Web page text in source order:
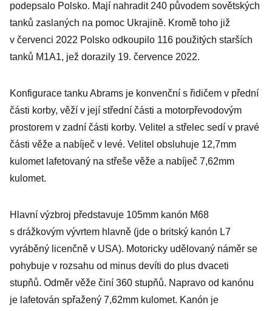
podepsalo Polsko. Mají nahradit 240 původem sovětských
tanků zaslaných na pomoc Ukrajině. Kromě toho již
v červenci 2022 Polsko odkoupilo 116 použitých starších
tanků M1A1, jež dorazily 19. července 2022.
Konfigurace tanku Abrams je konvenční s řidičem v přední
části korby, věží v její střední části a motorpřevodovým
prostorem v zadní části korby. Velitel a střelec sedí v pravé
části věže a nabíječ v levé. Velitel obsluhuje 12,7mm
kulomet lafetovaný na střeše věže a nabíječ 7,62mm
kulomet.
Hlavní výzbroj představuje 105mm kanón M68
s drážkovým vývrtem hlavně (jde o britský kanón L7
vyráběný licenčně v USA). Motoricky udělovaný náměr se
pohybuje v rozsahu od minus devíti do plus dvaceti
stupňů. Odměr věže činí 360 stupňů. Napravo od kanónu
je lafetován spřažený 7,62mm kulomet. Kanón je